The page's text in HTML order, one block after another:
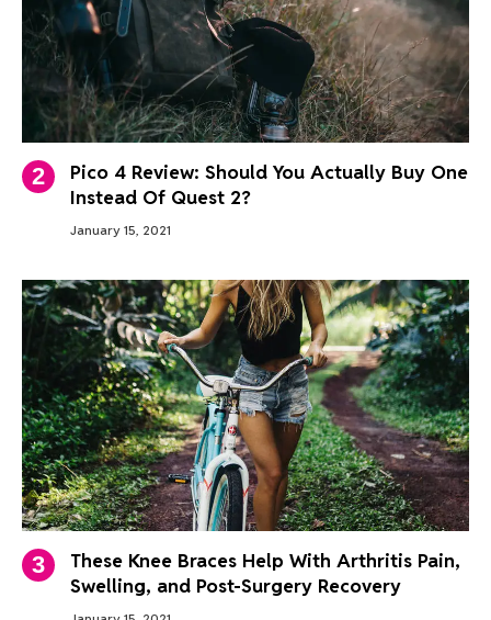
Pico 4 Review: Should You Actually Buy One
Instead Of Quest 2?
January 15, 2021
These Knee Braces Help With Arthritis Pain,
Swelling, and Post-Surgery Recovery